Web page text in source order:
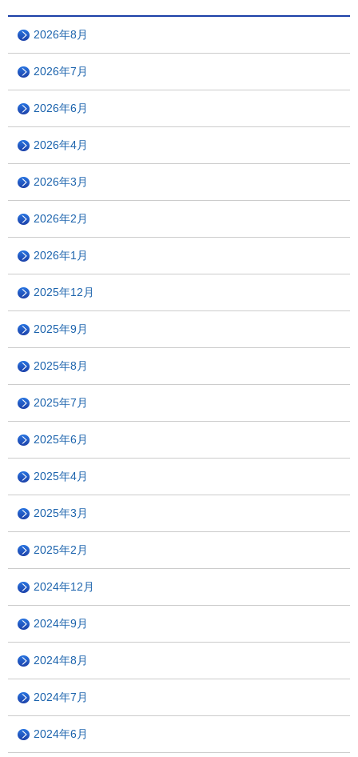
2026年8月
2026年7月
2026年6月
2026年4月
2026年3月
2026年2月
2026年1月
2025年12月
2025年9月
2025年8月
2025年7月
2025年6月
2025年4月
2025年3月
2025年2月
2024年12月
2024年9月
2024年8月
2024年7月
2024年6月